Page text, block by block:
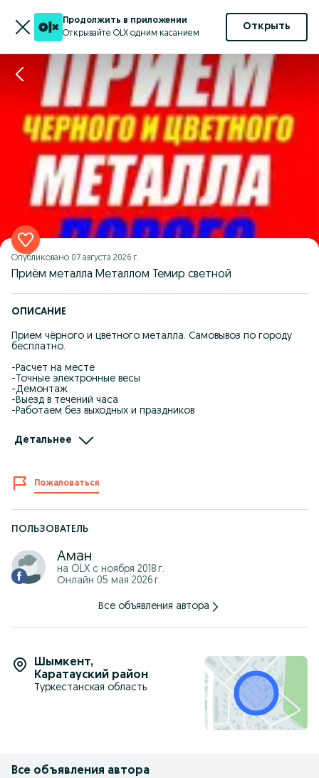
Продолжить в приложении
Открывайте OLX одним касанием
Открыть
Опубликовано 07 августа 2026 г.
Приём металла Металлом Темир светной
ОПИСАНИЕ
Прием чёрного и цветного металла. Самовывоз по городу
бесплатно.
-Расчет на месте
-Точные электронные весы
-Демонтаж
-Выезд в течений часа
-Работаем без выходных и праздников
имеются вам не нужно что то делатьУйден алып кетемиз
Канылтыр атценковка арзан журеди
Таза темир жаксы багада фотосын корип айтамыз
Втсап номер
Металл Фото отправтье на ватсап
Детальнее
Пожаловаться
ПОЛЬЗОВАТЕЛЬ
Аман
на OLX с ноября 2018 г.
Онлайн 05 мая 2026 г.
Все объявления автора
Шымкент,
Каратауский район
Туркестанская область
Все объявления автора